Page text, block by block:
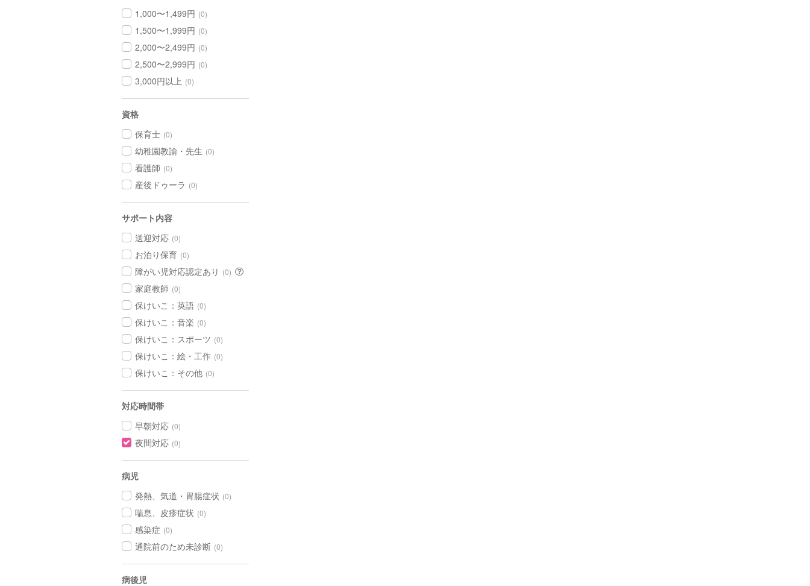
1,000〜1,499円 (0)
1,500〜1,999円 (0)
2,000〜2,499円 (0)
2,500〜2,999円 (0)
3,000円以上 (0)
資格
保育士 (0)
幼稚園教諭・先生 (0)
看護師 (0)
産後ドゥーラ (0)
サポート内容
送迎対応 (0)
お泊り保育 (0)
障がい児対応認定あり (0)
家庭教師 (0)
保けいこ：英語 (0)
保けいこ：音楽 (0)
保けいこ：スポーツ (0)
保けいこ：絵・工作 (0)
保けいこ：その他 (0)
対応時間帯
早朝対応 (0)
夜間対応 (0)
病児
発熱、気道・胃腸症状 (0)
喘息、皮疹症状 (0)
感染症 (0)
通院前のため未診断 (0)
病後児